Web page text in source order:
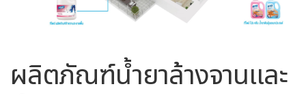
ผลิตภัณฑ์น้ำยาล้างจานและ